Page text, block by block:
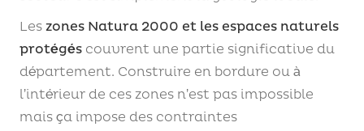
Les zones Natura 2000 et les espaces naturels
protégés couvrent une partie significative du
département. Construire en bordure ou à
l’intérieur de ces zones n’est pas impossible
mais ça impose des contraintes